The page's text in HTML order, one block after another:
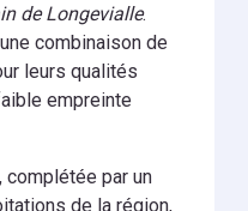
de Longevialle.
combinaison de
leurs qualités
empreinte
par un
de la région,